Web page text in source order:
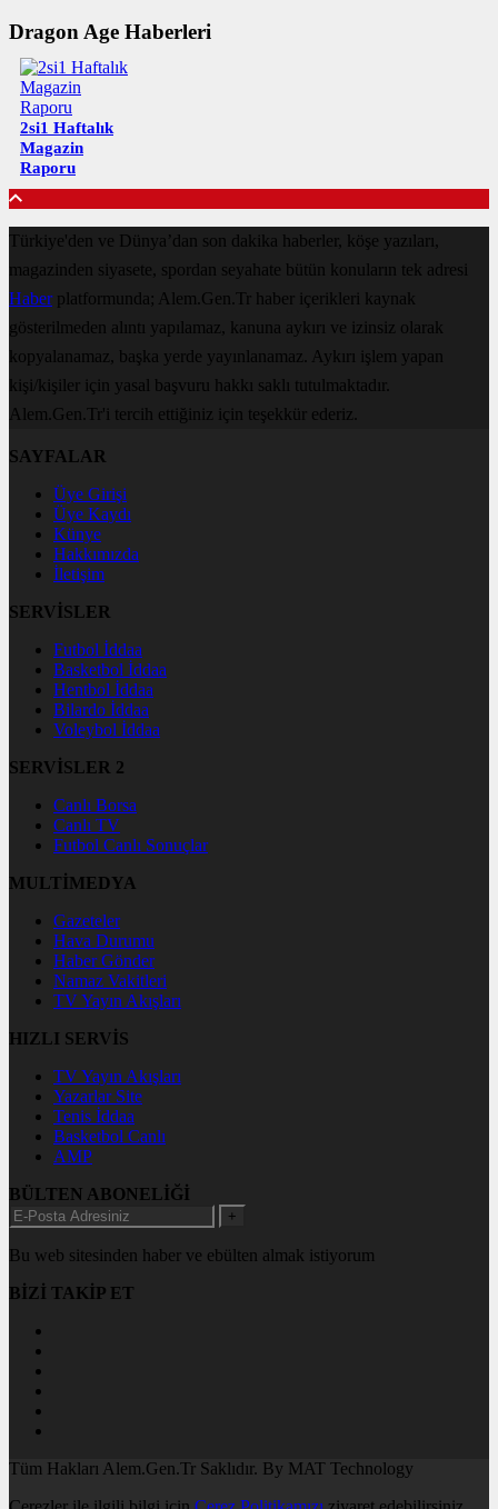
Dragon Age Haberleri
2si1 Haftalık
Magazin
Raporu
Türkiye'den ve Dünya’dan son dakika haberler, köşe yazıları,
magazinden siyasete, spordan seyahate bütün konuların tek adresi
Haberplatformunda; Alem.Gen.Tr haber içerikleri kaynak
gösterilmeden alıntı yapılamaz, kanuna aykırı ve izinsiz olarak
kopyalanamaz, başka yerde yayınlanamaz. Aykırı işlem yapan
kişi/kişiler için yasal başvuru hakkı saklı tutulmaktadır.
Alem.Gen.Tr'i tercih ettiğiniz için teşekkür ederiz.
SAYFALAR
Üye Girişi
Üye Kaydı
Künye
Hakkımızda
İletişim
SERVİSLER
Futbol İddaa
Basketbol İddaa
Hentbol İddaa
Bilardo İddaa
Voleybol İddaa
SERVİSLER 2
Canlı Borsa
Canlı TV
Futbol Canlı Sonuçlar
MULTİMEDYA
Gazeteler
Hava Durumu
Haber Gönder
Namaz Vakitleri
TV Yayın Akışları
HIZLI SERVİS
TV Yayın Akışları
Yazarlar Site
Tenis İddaa
Basketbol Canlı
AMP
BÜLTEN ABONELİĞİ
+
Bu web sitesinden haber ve ebülten almak istiyorum
BİZİ TAKİP ET
Tüm Hakları Alem.Gen.Tr Saklıdır. By MAT Technology